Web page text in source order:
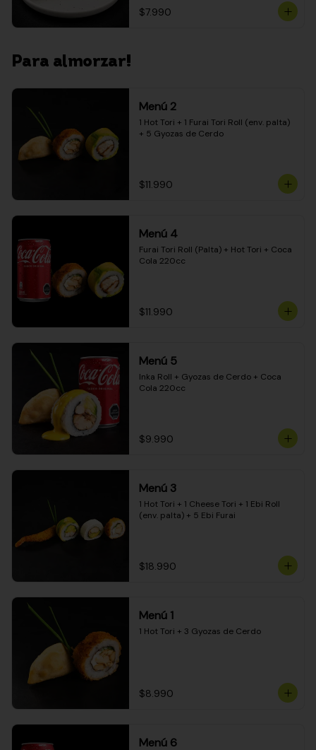
$7.990
Para almorzar!
Menú 2
1 Hot Tori + 1 Furai Tori Roll (env. palta)
+ 5 Gyozas de Cerdo
$11.990
Menú 4
Furai Tori Roll (Palta) + Hot Tori + Coca
Cola 220cc
$11.990
Menú 5
Inka Roll + Gyozas de Cerdo + Coca
Cola 220cc
$9.990
Menú 3
1 Hot Tori + 1 Cheese Tori + 1 Ebi Roll
(env. palta) + 5 Ebi Furai
$18.990
Menú 1
1 Hot Tori + 3 Gyozas de Cerdo
$8.990
Menú 6